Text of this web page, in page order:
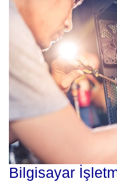
Bilgisayar